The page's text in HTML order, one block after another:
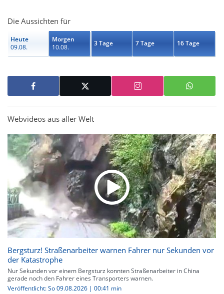
Die Aussichten für
Heute
09.08.
Morgen
10.08.
3 Tage 7 Tage 16 Tage
Webvideos aus aller Welt
Bergsturz! Straßenarbeiter warnen Fahrer nur Sekunden vor
der Katastrophe
Nur Sekunden vor einem Bergsturz konnten Straßenarbeiter in China
gerade noch den Fahrer eines Transporters warnen.
Veröffentlicht: So 09.08.2026 | 00:41 min